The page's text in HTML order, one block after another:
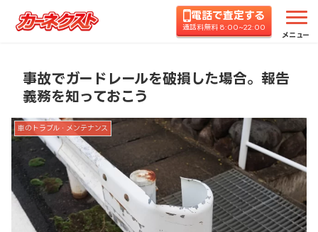
電話で査定する
通話料無料 8:00~22:00
メニュー
ホーム コラムTOP 車のトラブル・メンテナンス
事故でガードレールを破損した場合。報告
義務を知っておこう
車のトラブル・メンテナンス